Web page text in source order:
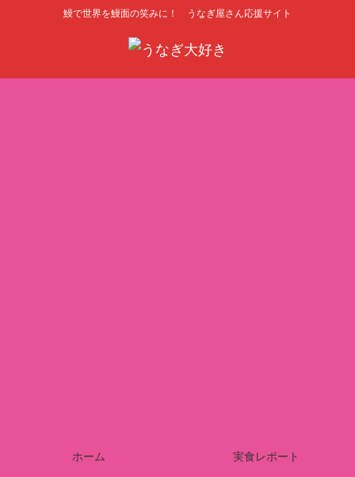
鰻で世界を鰻面の笑みに！ うなぎ屋さん応援サイト
ホーム 実食レポート